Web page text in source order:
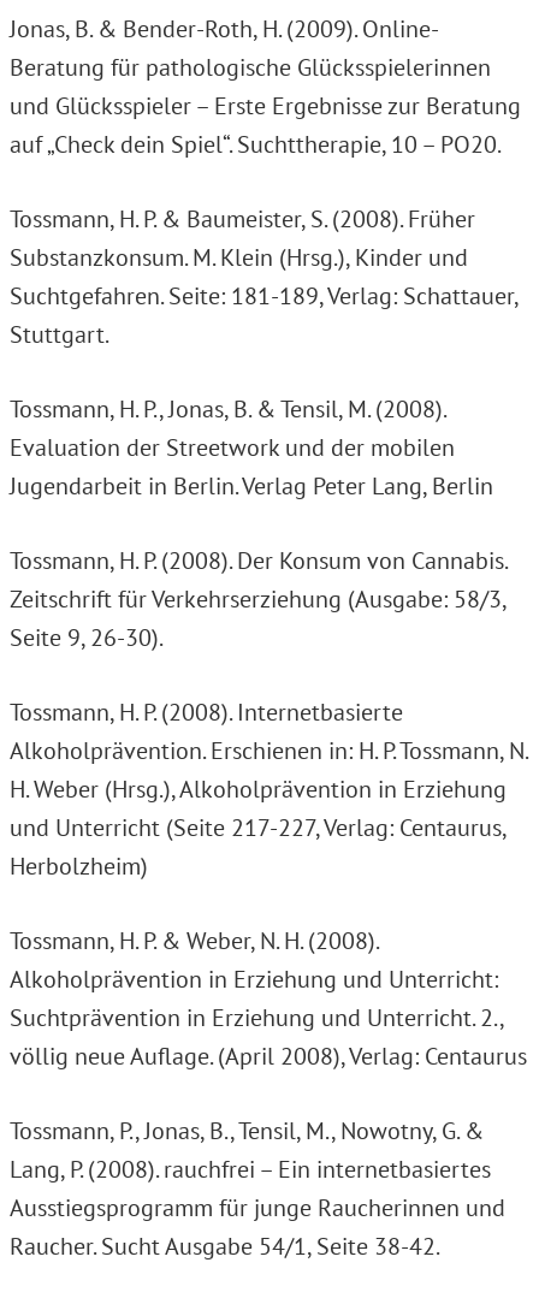
Jonas, B. & Bender-Roth, H. (2009). Online-
Beratung für pathologische Glücksspielerinnen
und Glücksspieler – Erste Ergebnisse zur Beratung
auf „Check dein Spiel“. Suchttherapie, 10 – PO20.
Tossmann, H. P. & Baumeister, S. (2008). Früher
Substanzkonsum. M. Klein (Hrsg.), Kinder und
Suchtgefahren. Seite: 181-189, Verlag: Schattauer,
Stuttgart.
Tossmann, H. P., Jonas, B. & Tensil, M. (2008).
Evaluation der Streetwork und der mobilen
Jugendarbeit in Berlin. Verlag Peter Lang, Berlin
Tossmann, H. P. (2008). Der Konsum von Cannabis.
Zeitschrift für Verkehrserziehung (Ausgabe: 58/3,
Seite 9, 26-30).
Tossmann, H. P. (2008). Internetbasierte
Alkoholprävention. Erschienen in: H. P. Tossmann, N.
H. Weber (Hrsg.), Alkoholprävention in Erziehung
und Unterricht (Seite 217-227, Verlag: Centaurus,
Herbolzheim)
Tossmann, H. P. & Weber, N. H. (2008).
Alkoholprävention in Erziehung und Unterricht:
Suchtprävention in Erziehung und Unterricht. 2.,
völlig neue Auflage. (April 2008), Verlag: Centaurus
Tossmann, P., Jonas, B., Tensil, M., Nowotny, G. &
Lang, P. (2008). rauchfrei – Ein internetbasiertes
Ausstiegsprogramm für junge Raucherinnen und
Raucher. Sucht Ausgabe 54/1, Seite 38-42.